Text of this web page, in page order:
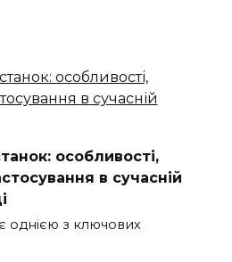
особливості,
в сучасній
однією з ключових